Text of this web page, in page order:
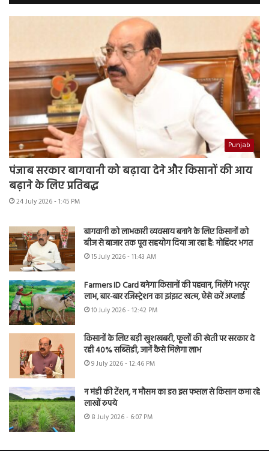
Punjab
पंजाब सरकार बागवानी को बढ़ावा देने और किसानों की आय
बढ़ाने के लिए प्रतिबद्ध
24 July 2026 - 1:45 PM
बागवानी को लाभकारी व्यवसाय बनाने के लिए किसानों को
बीज से बाजार तक पूरा सहयोग दिया जा रहा है: मोहिंदर भगत
15 July 2026 - 11:43 AM
Farmers ID Card बनेगा किसानों की पहचान, मिलेंगे भरपूर
लाभ, बार-बार रजिस्ट्रेशन का झंझट खत्म, ऐसे करें अप्लाई
10 July 2026 - 12:42 PM
किसानों के लिए बड़ी खुशखबरी, फूलों की खेती पर सरकार दे
रही 40% सब्सिडी, जानें कैसे मिलेगा लाभ
9 July 2026 - 12:46 PM
न मंडी की टेंशन, न मौसम का डर! इस फसल से किसान कमा रहे
लाखों रुपये
8 July 2026 - 6:07 PM